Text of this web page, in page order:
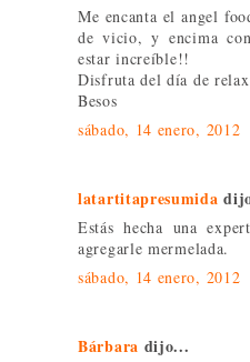
Me encanta el angel
de vicio, y encima
estar increíble!!
Disfruta del día de
Besos
sábado, 14 enero, 2012
latartitapresumida
Estás hecha una
agregarle mermelada.
sábado, 14 enero, 2012
Bárbara dijo...